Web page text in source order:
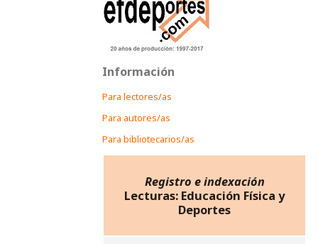
Información
Para lectores/as
Para autores/as
Para bibliotecarios/as
Registro e indexación
Lecturas: Educación Física y
Deportes